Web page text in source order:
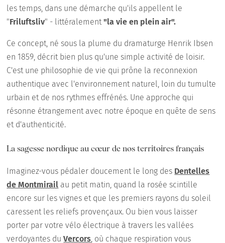
les temps, dans une démarche qu'ils appellent le
"Friluftsliv" - littéralement"la vie en plein air".
Ce concept, né sous la plume du dramaturge Henrik Ibsen
en 1859, décrit bien plus qu'une simple activité de loisir.
C'est une philosophie de vie qui prône la reconnexion
authentique avec l'environnement naturel, loin du tumulte
urbain et de nos rythmes effrénés. Une approche qui
résonne étrangement avec notre époque en quête de sens
et d'authenticité.
La sagesse nordique au cœur de nos territoires français
Imaginez-vous pédaler doucement le long des Dentelles
de Montmirail au petit matin, quand la rosée scintille
encore sur les vignes et que les premiers rayons du soleil
caressent les reliefs provençaux. Ou bien vous laisser
porter par votre vélo électrique à travers les vallées
verdoyantes duVercors, où chaque respiration vous